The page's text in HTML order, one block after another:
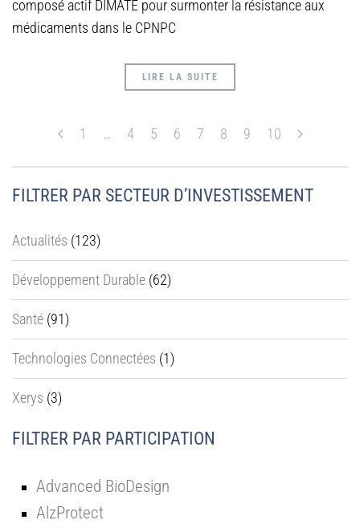
composé actif DIMATE pour surmonter la résistance aux
médicaments dans le CPNPC
LIRE LA SUITE
1 … 4 5 6 7 8 9 10
FILTRER PAR SECTEUR D’INVESTISSEMENT
Actualités (123)
Développement Durable (62)
Santé (91)
Technologies Connectées (1)
Xerys (3)
FILTRER PAR PARTICIPATION
Advanced BioDesign
AlzProtect